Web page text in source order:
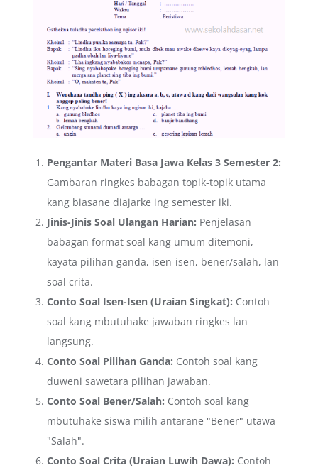
Pengantar Materi Basa Jawa Kelas 3 Semester 2:
Gambaran ringkes babagan topik-topik utama
kang biasane diajarke ing semester iki.
Jinis-Jinis Soal Ulangan Harian: Penjelasan
babagan format soal kang umum ditemoni,
kayata pilihan ganda, isen-isen, bener/salah, lan
soal crita.
Conto Soal Isen-Isen (Uraian Singkat): Contoh
soal kang mbutuhake jawaban ringkes lan
langsung.
Conto Soal Pilihan Ganda: Contoh soal kang
duweni sawetara pilihan jawaban.
Conto Soal Bener/Salah: Contoh soal kang
mbutuhake siswa milih antarane "Bener" utawa
"Salah".
Conto Soal Crita (Uraian Luwih Dawa): Contoh